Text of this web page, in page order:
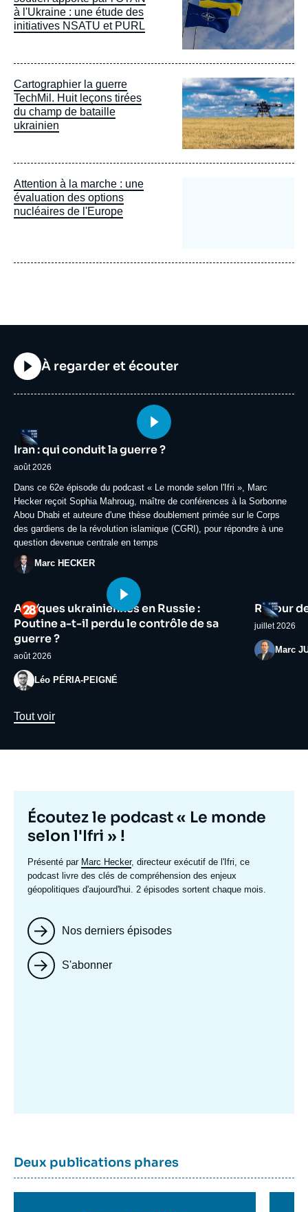
à l'Ukraine : une étude des
initiatives NSATU et PURL
Cartographier la guerre
TechMil. Huit leçons tirées
du champ de bataille
ukrainien
Image
principale
Attention à la marche : une
évaluation des options
nucléaires de l'Europe
Titre
À regarder et écouter
Logo
Image
principale
médiatique
Iran : qui conduit la guerre ?
août 2026
Accroche
Dans ce 62e épisode du podcast « Le monde selon l'Ifri », Marc
Hecker reçoit Sophia Mahroug, maître de conférences à la Sorbonne
Abou Dhabi et auteure d'une thèse doublement primée sur le Corps
des gardiens de la révolution islamique (CGRI), pour répondre à une
question devenue centrale en temps
PhotoMarc HECKER
Logo
Image
principale
médiatique
Attaques ukrainiennes en Russie :
Poutine a-t-il perdu le contrôle de sa
guerre ?
août 2026
PhotoLéo PÉRIA-PEIGNÉ
Logo
Image
principale
Retour
juillet 2026
PhotoMarc
Lien
Tout voir
Titre
mis
en
avant
Écoutez le podcast « Le monde
selon l'Ifri » !
Texte
accroche
Présenté par Marc Hecker, directeur exécutif de l'Ifri, ce
podcast livre des clés de compréhension des enjeux
géopolitiques d'aujourd'hui. 2 épisodes sortent chaque mois.
Nos derniers épisodes
S'abonner
Dernière
parutions
Titre
container
Deux publications phares